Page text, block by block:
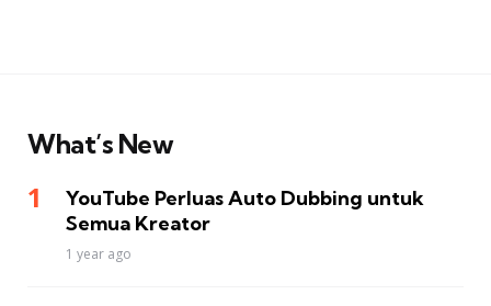
What’s New
YouTube Perluas Auto Dubbing untuk
Semua Kreator
1 year ago